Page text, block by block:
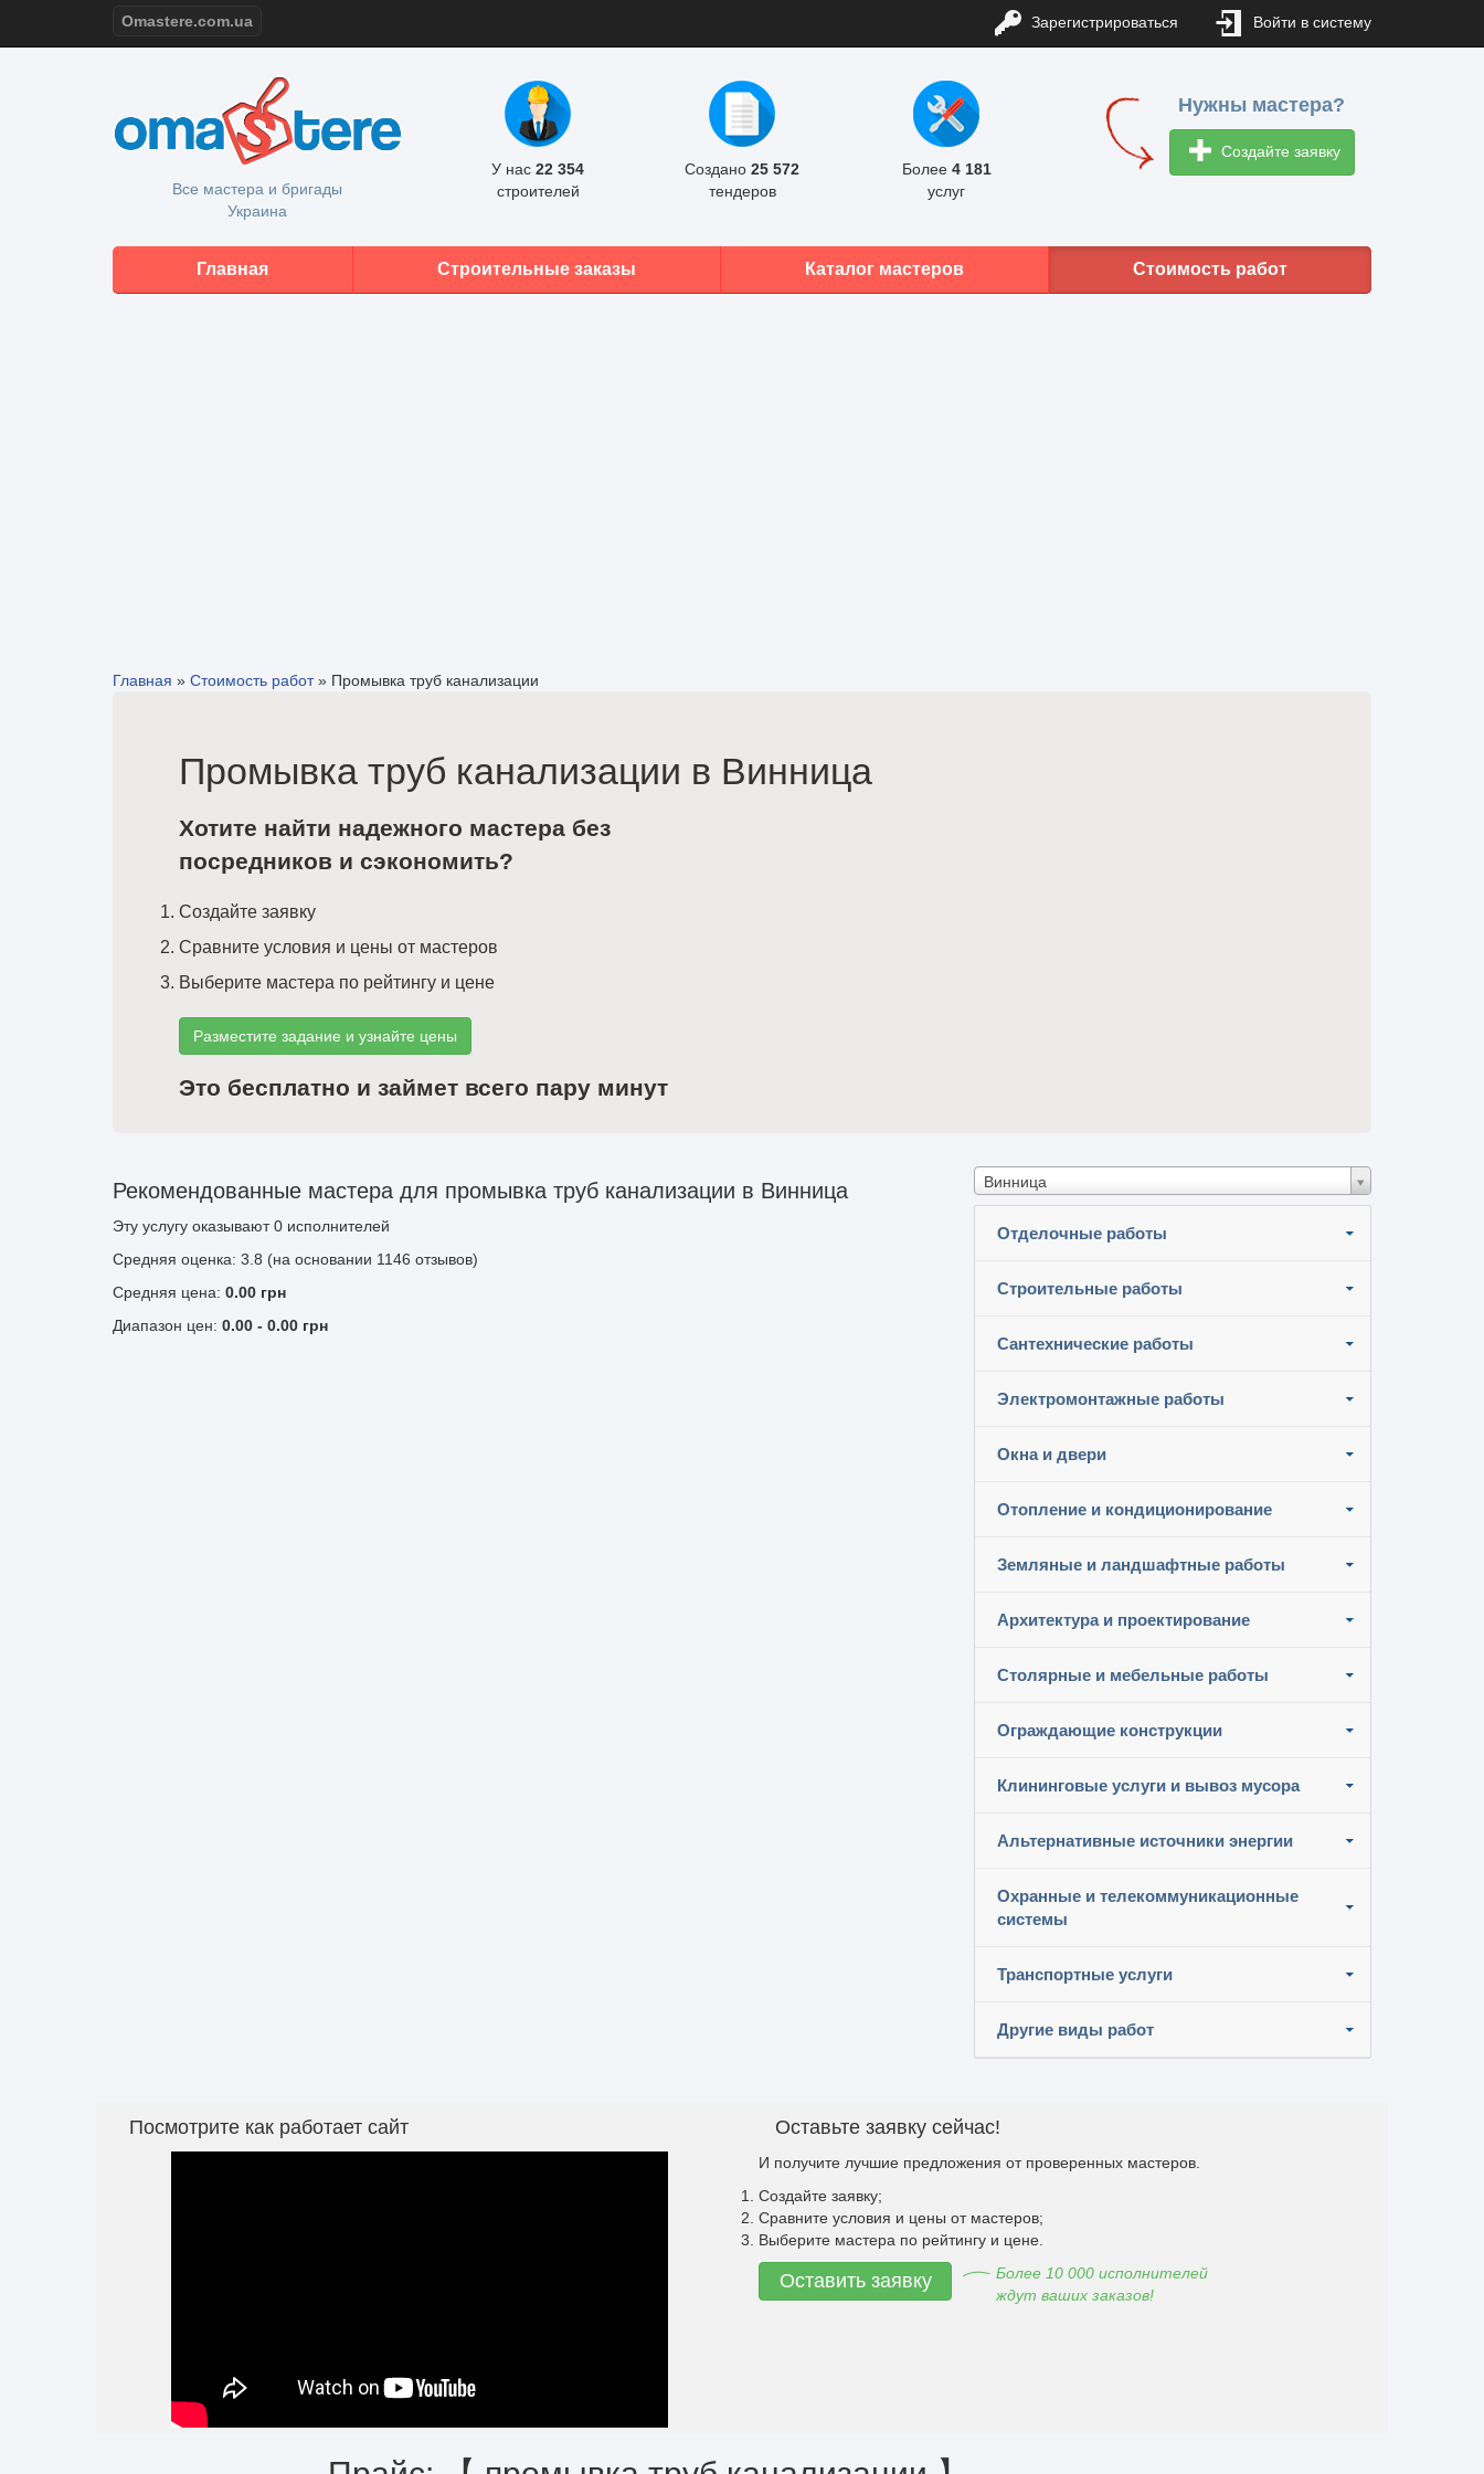
Omastere.com.ua Зарегистрироваться Войти в систему
Все мастера и бригады
Украина
У нас 22 354
строителей
Создано 25 572
тендеров
Более 4 181
услуг
Нужны мастера?
Создайте заявку
Главная Строительные заказы Каталог мастеров Стоимость работ
Главная » Стоимость работ» Промывка труб канализации
Промывка труб канализации в Винница
Хотите найти надежного мастера без
посредников и сэкономить?
Создайте заявку
Сравните условия и цены от мастеров
Выберите мастера по рейтингу и цене
Разместите задание и узнайте цены
Это бесплатно и займет всего пару минут
Винница
Отделочные работы
Строительные работы
Сантехнические работы
Электромонтажные работы
Окна и двери
Отопление и кондиционирование
Земляные и ландшафтные работы
Архитектура и проектирование
Столярные и мебельные работы
Ограждающие конструкции
Клининговые услуги и вывоз мусора
Альтернативные источники энергии
Охранные и телекоммуникационные
системы
Транспортные услуги
Другие виды работ
Рекомендованные мастера для промывка труб канализации в Винница
Эту услугу оказывают0 исполнителей
Средняя оценка: 3.8 (на основании 1146 отзывов)
Средняя цена: 0.00 грн
Диапазон цен: 0.00 - 0.00 грн
Посмотрите как работает сайт Оставьте заявку сейчас!
И получите лучшие предложения от проверенных мастеров.
Создайте заявку;
Сравните условия и цены от мастеров;
Выберите мастера по рейтингу и цене.
Оставить заявку
Более 10 000 исполнителей
ждут ваших заказов!